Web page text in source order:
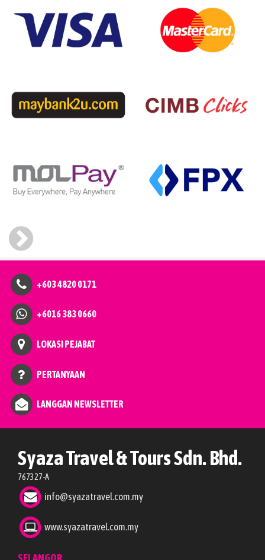
+603 4820 0171
+6016 383 0660
LOKASI PEJABAT
PERTANYAAN
LANGGAN NEWSLETTER
Syaza Travel & Tours Sdn. Bhd.
767327-A
info@syazatravel.com.my
www.syazatravel.com.my